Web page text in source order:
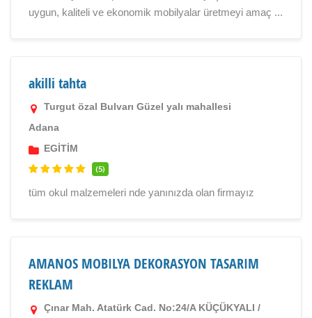
uygun, kaliteli ve ekonomik mobilyalar üretmeyi amaç ...
akilli tahta
Turgut özal Bulvarı Güzel yalı mahallesi
Adana
EGİTİM
(5)
tüm okul malzemeleri nde yanınızda olan firmayız
AMANOS MOBILYA DEKORASYON TASARIM
REKLAM
Çınar Mah. Atatürk Cad. No:24/A KÜÇÜKYALI /